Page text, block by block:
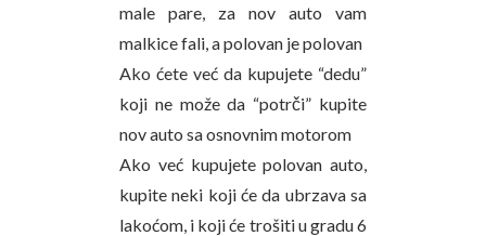
male pare, za nov auto vam
malkice fali, a polovan je polovan
Ako ćete već da kupujete “dedu”
koji ne može da “potrči” kupite
nov auto sa osnovnim motorom
Ako već kupujete polovan auto,
kupite neki koji će da ubrzava sa
lakoćom, i koji će trošiti u gradu 6